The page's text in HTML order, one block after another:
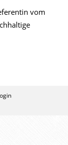
vom